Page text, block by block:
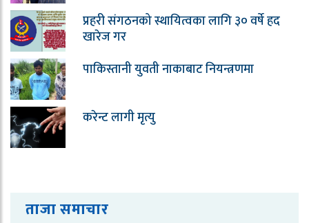
प्रहरी संगठनको स्थायित्वका लागि ३० वर्षे हद
खारेज गर
पाकिस्तानी युवती नाकाबाट नियन्त्रणमा
करेन्ट लागी मृत्यु
ताजा समाचार